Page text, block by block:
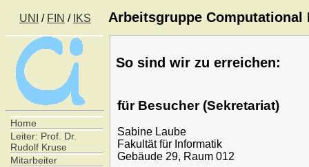
UNI / FIN / IKS Arbeitsgruppe Computational
Home
Leiter: Prof. Dr.
Rudolf Kruse
Mitarbeiter
So sind wir zu erreichen:
für Besucher (Sekretariat)
Sabine Laube
Fakultät für Informatik
Gebäude 29, Raum 012